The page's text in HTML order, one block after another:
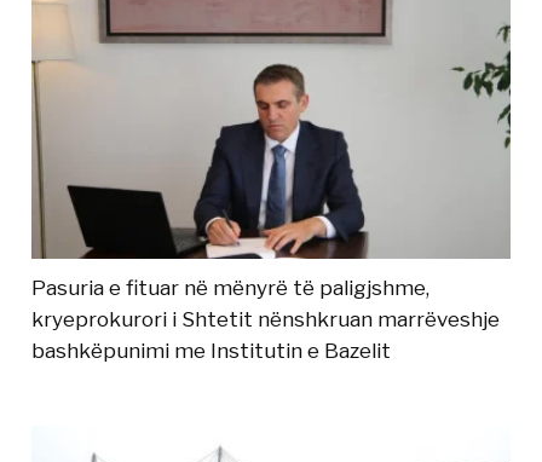
Pasuria e fituar në mënyrë të paligjshme,
kryeprokurori i Shtetit nënshkruan marrëveshje
bashkëpunimi me Institutin e Bazelit